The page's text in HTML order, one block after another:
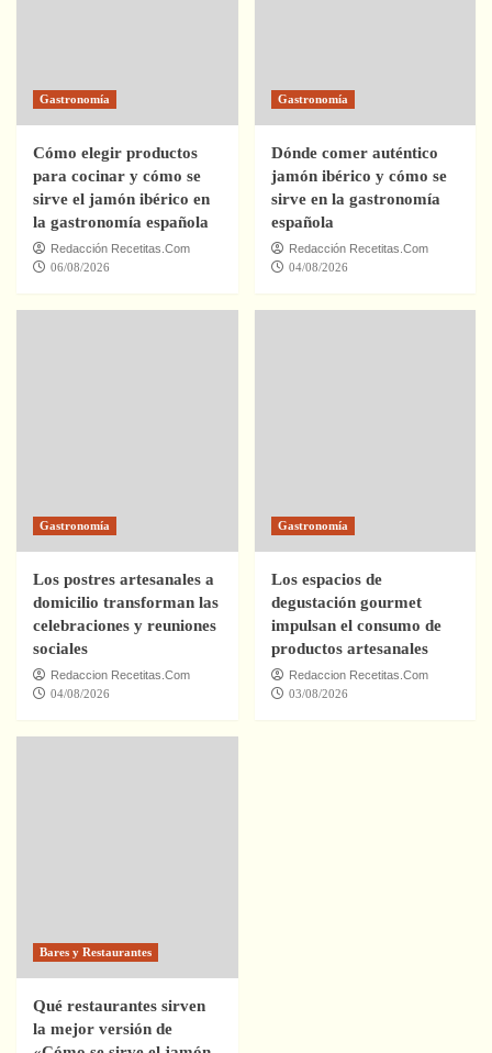
Gastronomía
Cómo elegir productos
para cocinar y cómo se
sirve el jamón ibérico en
la gastronomía española
Redacción Recetitas.Com
06/08/2026
Gastronomía
Dónde comer auténtico
jamón ibérico y cómo se
sirve en la gastronomía
española
Redacción Recetitas.Com
04/08/2026
Gastronomía
Los postres artesanales a
domicilio transforman las
celebraciones y reuniones
sociales
Redaccion Recetitas.Com
04/08/2026
Gastronomía
Los espacios de
degustación gourmet
impulsan el consumo de
productos artesanales
Redaccion Recetitas.Com
03/08/2026
Bares y Restaurantes
Qué restaurantes sirven
la mejor versión de